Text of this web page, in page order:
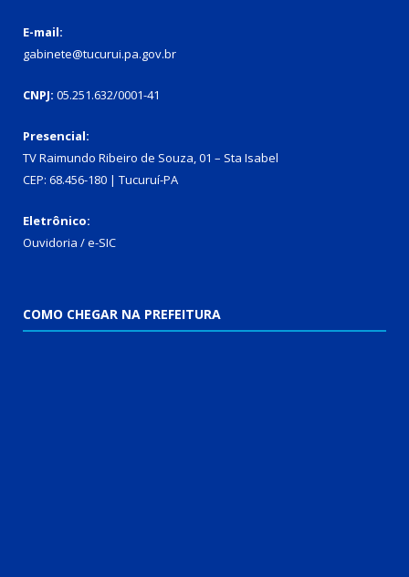
E-mail:
gabinete@tucurui.pa.gov.br
CNPJ: 05.251.632/0001-41
Presencial:
TV Raimundo Ribeiro de Souza, 01 – Sta Isabel
CEP: 68.456-180 | Tucuruí-PA
Eletrônico:
Ouvidoria /e-SIC
COMO CHEGAR NA PREFEITURA